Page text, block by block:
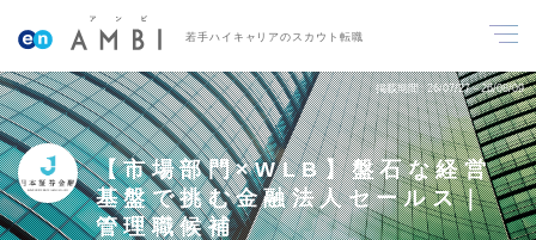
若手ハイキャリアのスカウト転職
掲載期間 26/07/27～26/08/09
【市場部門×WLB】盤石な経営
基盤で挑む金融法人セールス｜
管理職候補